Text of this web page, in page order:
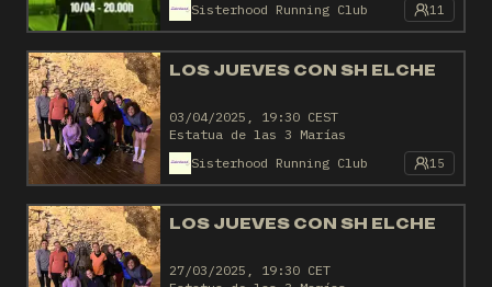
Sisterhood Running Club
11
LOS JUEVES CON SH ELCHE
03/04/2025, 19:30 CEST
Estatua de las 3 Marías
Sisterhood Running Club
15
LOS JUEVES CON SH ELCHE
27/03/2025, 19:30 CET